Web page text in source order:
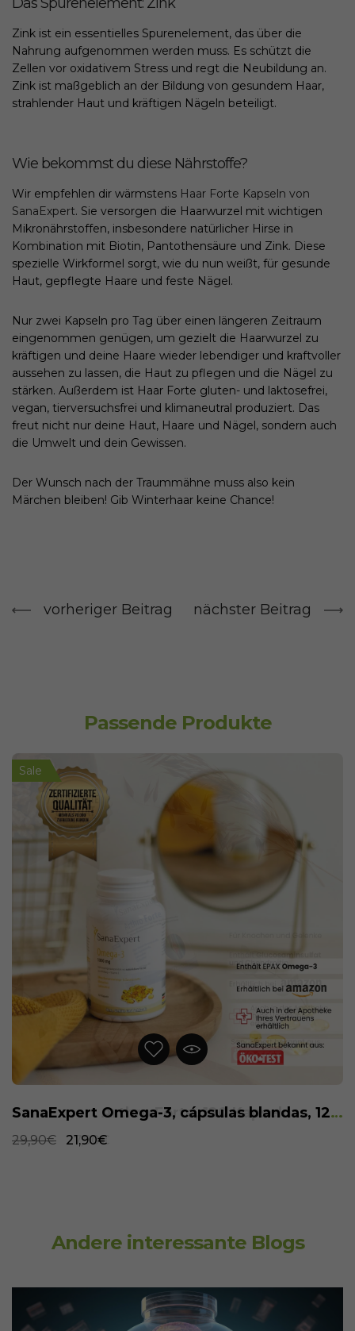
Zink ist ein essentielles Spurenelement, das über die
Nahrung aufgenommen werden muss. Es schützt die
Zellen vor oxidativem Stress und regt die Neubildung an.
Zink ist maßgeblich an der Bildung von gesundem Haar,
strahlender Haut und kräftigen Nägeln beteiligt.
Wie bekommst du diese Nährstoffe?
Wir empfehlen dir wärmstens Haar Forte Kapseln von
SanaExpert. Sie versorgen die Haarwurzel mit wichtigen
Mikronährstoffen, insbesondere natürlicher Hirse in
Kombination mit Biotin, Pantothensäure und Zink. Diese
spezielle Wirkformel sorgt, wie du nun weißt, für gesunde
Haut, gepflegte Haare und feste Nägel.
Nur zwei Kapseln pro Tag über einen längeren Zeitraum
eingenommen genügen, um gezielt die Haarwurzel zu
kräftigen und deine Haare wieder lebendiger und kraftvoller
aussehen zu lassen, die Haut zu pflegen und die Nägel zu
stärken. Außerdem ist Haar Forte gluten- und laktosefrei,
vegan, tierversuchsfrei und klimaneutral produziert. Das
freut nicht nur deine Haut, Haare und Nägel, sondern auch
die Umwelt und dein Gewissen.
Der Wunsch nach der Traummähne muss also kein
Märchen bleiben! Gib Winterhaar keine Chance!
vorheriger Beitrag nächster Beitrag
Passende Produkte
Sale
SanaExpert Omega-3, cápsulas blandas, 120 piezas
29,90€ 21,90€
Andere interessante Blogs